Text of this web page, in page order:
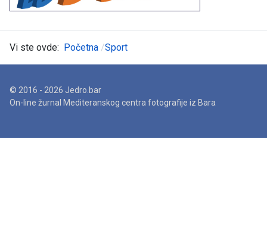
Vi ste ovde: Početna Sport
© 2016 - 2026 Jedro.bar
On-line žurnal Mediteranskog centra fotografije iz Bara